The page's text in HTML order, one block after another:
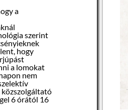
a
szerint
hogy
a lomokat
nem
közszolgáltató
6 órától 16